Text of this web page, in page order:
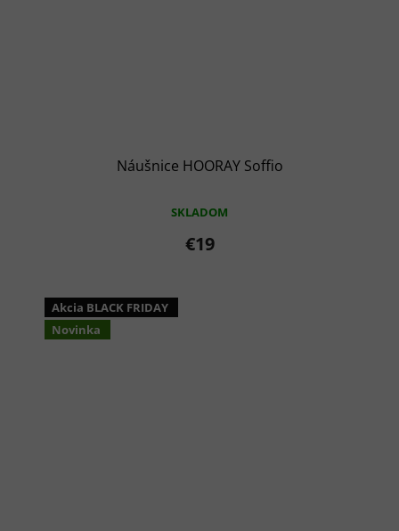
Náušnice HOORAY Soffio
SKLADOM
€19
Akcia BLACK FRIDAY
Novinka